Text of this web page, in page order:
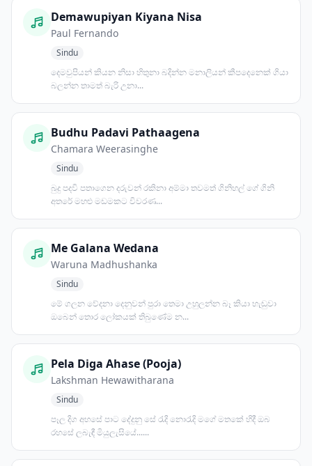
Demawupiyan Kiyana Nisa
Paul Fernando
Sindu
දෙමවුපියන් කියන නිසා හිතුනා බදින්න මනාලියන් කීපදෙනෙක් ගියා
බලන්න තාමත් බැරි උනා...
Budhu Padavi Pathaagena
Chamara Weerasinghe
Sindu
බුදු පදවි පතාගෙන දරුවන් රකිනා අම්මා තවමත් ගිනිහල් ගේ ගිනි
අතරේ මහළු මඩමකට විවරණ...
Me Galana Wedana
Waruna Madhushanka
Sindu
මේ ගලන වේදනා දෙනුවන් පුරා තෙමා උහුලන්න බෑ කියා හැඬුවා
ඔබෙන් තොර ලෝකයක් තිබුණේම න...
Pela Diga Ahase (Pooja)
Lakshman Hewawitharana
Sindu
පෑල දිග අහසේ පාට දේදුනු සේ රැදි නොරැදි මගේ මතකේ හිදී ඔබ
රහසේ ලබැඳී මියුලැසියේ......